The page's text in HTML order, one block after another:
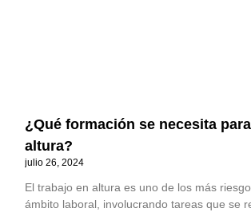
¿Qué formación se necesita
altura?
julio 26, 2024
El trabajo en altura es uno de los más
ámbito laboral, involucrando tareas que se